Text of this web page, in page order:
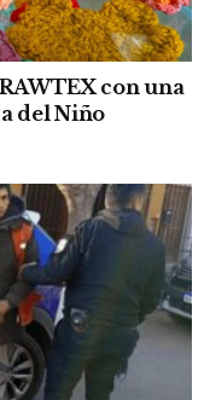
con una
del Niño